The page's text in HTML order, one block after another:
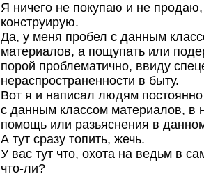
Я ничего не покупаю и не
конструирую.
Да, у меня пробел с данным
материалов, а пощупать или
порой проблематично, ввиду
нераспространенности в быту.
Вот я и написал людям
с данным классом материалов, в
помощь или разьяснения в
А тут сразу топить, жечь.
У вас тут что, охота на ведьм в
что-ли?